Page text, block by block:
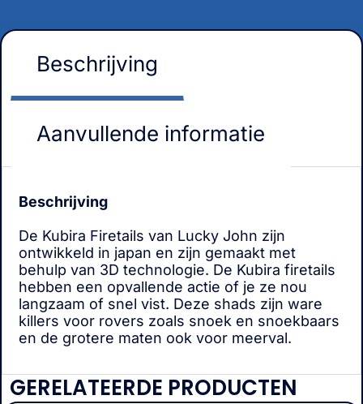
Beschrijving
Aanvullende informatie
Beschrijving
De Kubira Firetails van Lucky John zijn
ontwikkeld in japan en zijn gemaakt met
behulp van 3D technologie. De Kubira firetails
hebben een opvallende actie of je ze nou
langzaam of snel vist. Deze shads zijn ware
killers voor rovers zoals snoek en snoekbaars
en de grotere maten ook voor meerval.
GERELATEERDE PRODUCTEN